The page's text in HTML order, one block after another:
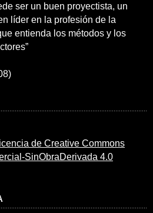
ser un buen proyectista, un
líder en la profesión de la
entienda los métodos y los
licencia de Creative Commons
SinObraDerivada 4.0